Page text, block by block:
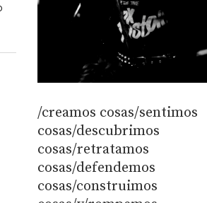
/creamos cosas/sentimos
cosas/descubrimos
cosas/retratamos
cosas/defendemos
cosas/construimos